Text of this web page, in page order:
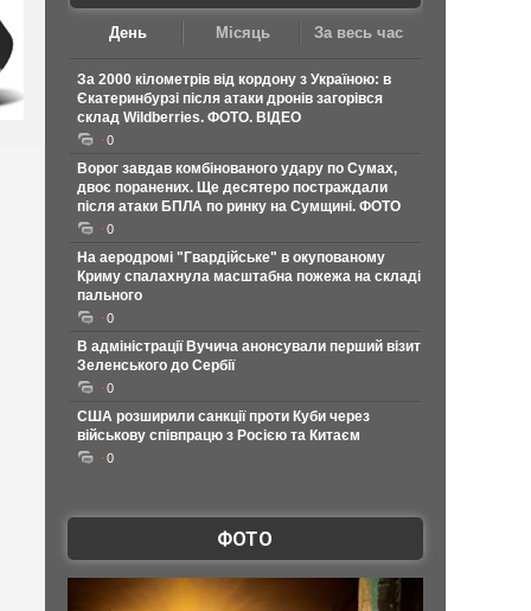
День Місяць За весь час
За 2000 кілометрів від кордону з Україною: в
Єкатеринбурзі після атаки дронів загорівся
склад Wildberries. ФОТО. ВІДЕО
0
Ворог завдав комбінованого удару по Сумах,
двоє поранених. Ще десятеро постраждали
після атаки БПЛА по ринку на Сумщині. ФОТО
0
На аеродромі "Гвардійське" в окупованому
Криму спалахнула масштабна пожежа на складі
пального
0
В адміністрації Вучича анонсували перший візит
Зеленського до Сербії
0
США розширили санкції проти Куби через
військову співпрацю з Росією та Китаєм
0
ФОТО